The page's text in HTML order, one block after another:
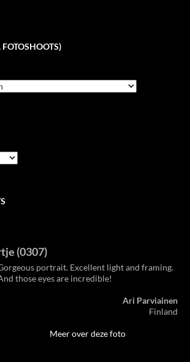
(0307)
portrait. Excellent light and framing.
those eyes are incredible!
Ari Parviainen
Finland
Meer over deze foto